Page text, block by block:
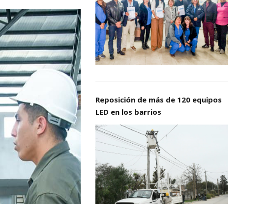
Reposición de más de 120 equipos
LED en los barrios